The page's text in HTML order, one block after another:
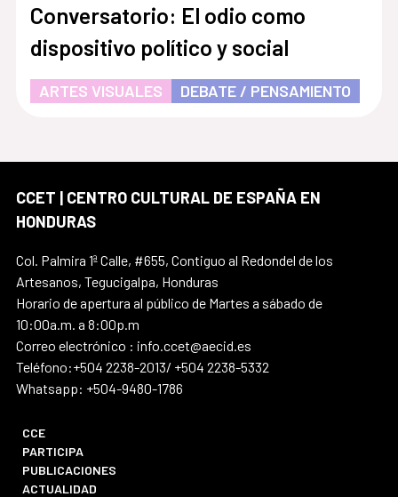
Conversatorio: El odio como
dispositivo político y social
ARTES VISUALES DEBATE / PENSAMIENTO
CCET | CENTRO CULTURAL DE ESPAÑA EN
HONDURAS
Col. Palmira 1ª Calle, #655, Contiguo al Redondel de los
Artesanos, Tegucigalpa, Honduras
Horario de apertura al público de Martes a sábado de
10:00a.m. a 8:00p.m
Correo electrónico : info.ccet@aecid.es
Teléfono:+504 2238-2013/ +504 2238-5332
Whatsapp: +504-9480-1786
CCE
PARTICIPA
PUBLICACIONES
ACTUALIDAD